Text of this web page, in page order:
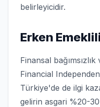
belirleyicidir.
Erken
Finansal
Financial
Türkiye'de de ilgi
gelirin asgari %20-